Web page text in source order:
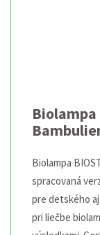
Biolampa
spracovaná
pre detského
pri liečbe